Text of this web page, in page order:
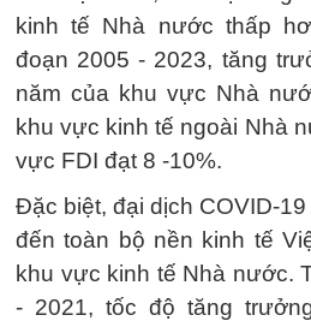
kinh tế Nhà nước thấp
đoạn 2005 - 2023, tăng
năm của khu vực Nhà
khu vực kinh tế ngoài Nhà
vực FDI đạt 8 -10%.
Đặc biệt, đại dịch COVID-
đến toàn bộ nền kinh tế
khu vực kinh tế Nhà nước.
- 2021, tốc độ tăng